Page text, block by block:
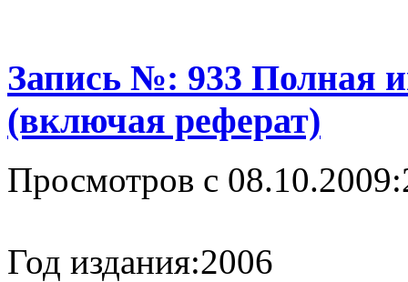
Запись №: 933 Полная
(включая реферат)
Просмотров с 08.10.2009:
Год издания:2006